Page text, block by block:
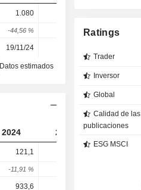
1.080
-44,56 % -7,31 %
19/11/24
Datos estimados
2024 2025
121,1
-11,91 %
933,6
Ratings
Trader
Inversor
Global
Calidad de las
publicaciones
ESG MSCI